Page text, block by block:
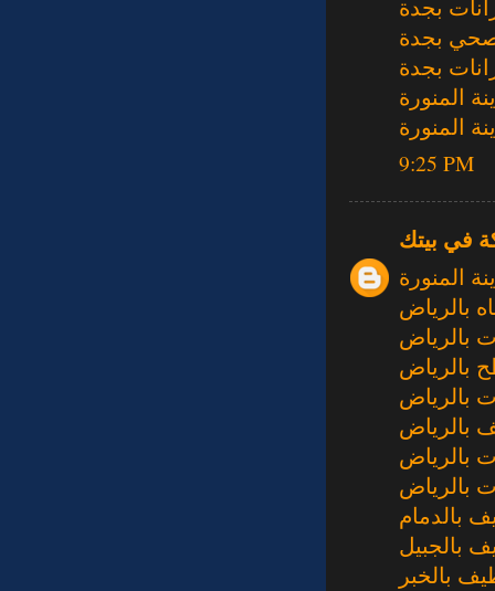
بجدة
بجدة
بجدة
المنورة
المنورة
9:25 PM
في بيتك
المنورة
بالرياض
بالرياض
بالرياض
بالرياض
بالرياض
بالرياض
بالرياض
بالدمام
بالجبيل
بالخبر